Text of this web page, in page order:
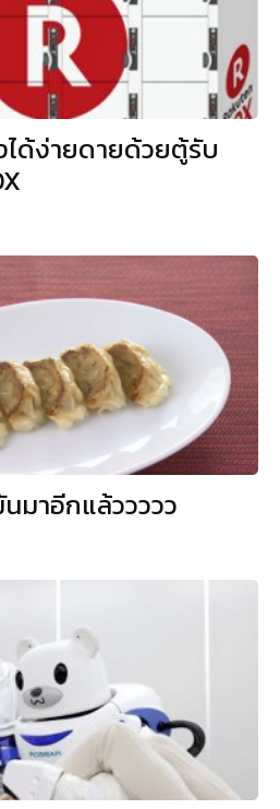
ด้ง่ายดายด้วยตู้รับ
มาอีกแล้ววววว